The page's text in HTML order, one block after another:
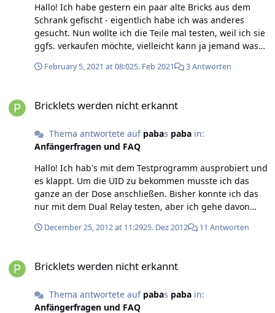
Hallo! Ich habe gestern ein paar alte Bricks aus dem
Schrank gefischt - eigentlich habe ich was anderes
gesucht. Nun wollte ich die Teile mal testen, weil ich sie
ggfs. verkaufen möchte, vielleicht kann ja jemand was
Master Brick 2.0 wird im Viewer (Mac und Windows 10)
protocol 1.0 firmware, please update firmware, ignorin...
USB flashen, trotz des Fehlers? Der Master Brick wird
unter Windows erkannt, und taucht auch in der
vermute ich, dass der grundsätzlich funktioniert. Habt
February 5, 2021 at 08:025. Feb 2021 3 Antworten
Bricklets werden nicht erkannt
Thema antwortete auf pabas pabain:
Anfängerfragen und FAQ
Hallo! Ich hab's mit dem Testprogramm ausprobiert und
es klappt. Um die UID zu bekommen musste ich das
ganze an der Dose anschließen. Bisher konnte ich das
nur mit dem Dual Relay testen, aber ich gehe davon
Schade, dass die teile im viewer nicht angezeigt
ausschalten? Ich habe den Daemon und den viewer
Beste Grüße und danke!
December 25, 2012 at 11:2925. Dez 2012 11 Antworten
Bricklets werden nicht erkannt
Thema antwortete auf pabas pabain:
Anfängerfragen und FAQ